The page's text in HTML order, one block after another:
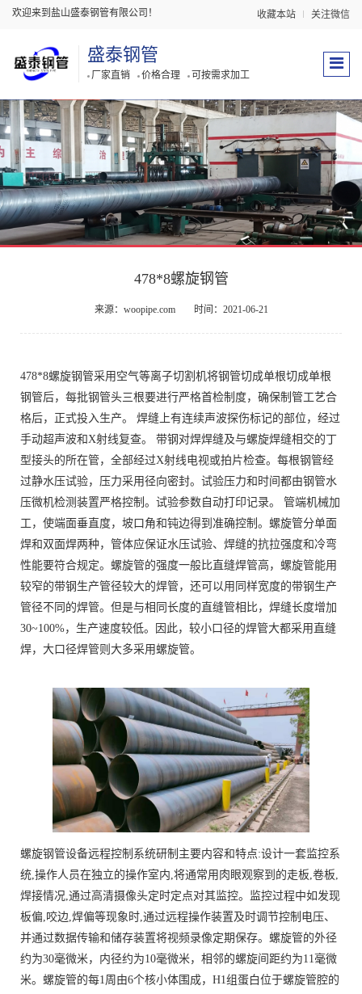
欢迎来到盐山盛泰钢管有限公司！ 收藏本站 关注微信
盛泰钢管
厂家直销 价格合理 可按需求加工
478*8螺旋钢管
来源：woopipe.com 时间：2021-06-21
478*8螺旋钢管采用空气等离子切割机将钢管切成单根切成单根
钢管后，每批钢管头三根要进行严格首检制度，确保制管工艺合
格后，正式投入生产。 焊缝上有连续声波探伤标记的部位，经过
手动超声波和X射线复查。 带钢对焊焊缝及与螺旋焊缝相交的丁
型接头的所在管，全部经过X射线电视或拍片检查。每根钢管经
过静水压试验，压力采用径向密封。试验压力和时间都由钢管水
压微机检测装置严格控制。试验参数自动打印记录。 管端机械加
工，使端面垂直度，坡口角和钝边得到准确控制。螺旋管分单面
焊和双面焊两种，管体应保证水压试验、焊缝的抗拉强度和冷弯
性能要符合规定。螺旋管的强度一般比直缝焊管高，螺旋管能用
较窄的带钢生产管径较大的焊管，还可以用同样宽度的带钢生产
管径不同的焊管。但是与相同长度的直缝管相比，焊缝长度增加
30~100%，生产速度较低。因此，较小口径的焊管大都采用直缝
焊，大口径焊管则大多采用螺旋管。
螺旋钢管设备远程控制系统研制主要内容和特点:设计一套监控系
统,操作人员在独立的操作室内,将通常用肉眼观察到的走板,卷板,
焊接情况,通过高清摄像头定时定点对其监控。监控过程中如发现
板偏,咬边,焊偏等现象时,通过远程操作装置及时调节控制电压、
并通过数据传输和储存装置将视频录像定期保存。螺旋管的外径
约为30毫微米，内径约为10毫微米，相邻的螺旋间距约为11毫微
米。螺旋管的每1周由6个核小体围成，H1组蛋白位于螺旋管腔的